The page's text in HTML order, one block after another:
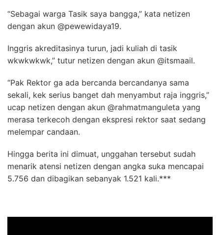
“Sebagai warga Tasik saya bangga,” kata netizen
dengan akun @pewewidaya19.
Inggris akreditasinya turun, jadi kuliah di tasik
wkwkwkwk,” tutur netizen dengan akun @itsmaail.
“Pak Rektor ga ada bercanda bercandanya sama
sekali, kek serius banget dah menyambut raja inggris,”
ucap netizen dengan akun @rahmatmanguleta yang
merasa terkecoh dengan ekspresi rektor saat sedang
melempar candaan.
Hingga berita ini dimuat, unggahan tersebut sudah
menarik atensi netizen dengan angka suka mencapai
5.756 dan dibagikan sebanyak 1.521 kali.***